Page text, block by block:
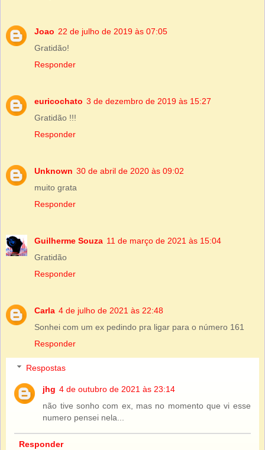
Joao 22 de julho de 2019 às 07:05
Gratidão!
Responder
euricochato 3 de dezembro de 2019 às 15:27
Gratidão !!!
Responder
Unknown 30 de abril de 2020 às 09:02
muito grata
Responder
Guilherme Souza 11 de março de 2021 às 15:04
Gratidão
Responder
Carla 4 de julho de 2021 às 22:48
Sonhei com um ex pedindo pra ligar para o número 161
Responder
Respostas
jhg 4 de outubro de 2021 às 23:14
não tive sonho com ex, mas no momento que vi esse
numero pensei nela...
Responder